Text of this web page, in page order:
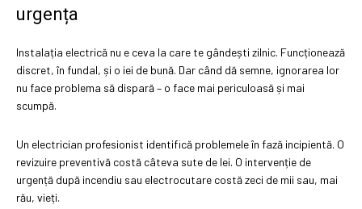
urgența
Instalația electrică nu e ceva la care te gândești zilnic. Funcționează
discret, în fundal, și o iei de bună. Dar când dă semne, ignorarea lor
nu face problema să dispară – o face mai periculoasă și mai
scumpă.
Un electrician profesionist identifică problemele în fază incipientă. O
revizuire preventivă costă câteva sute de lei. O intervenție de
urgență după incendiu sau electrocutare costă zeci de mii sau, mai
rău, vieți.